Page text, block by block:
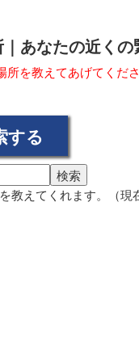
あなたの近く
所を教えてあげてくだ
教えてくれます。（現